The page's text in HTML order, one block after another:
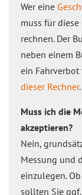
Wer eine
muss für
rechnen. Der
neben einem
ein Fahrverbot
dieser Rechner.
Muss ich die
akzeptieren?
Nein,
Messung und
einzulegen.
sollten Sie